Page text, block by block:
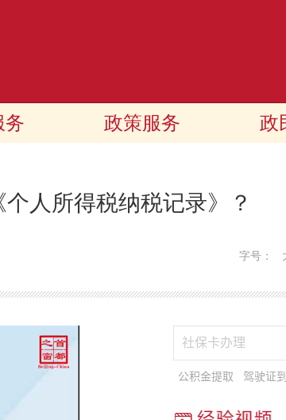
务 政策服务 政
人所得税纳税记录》？
字号：